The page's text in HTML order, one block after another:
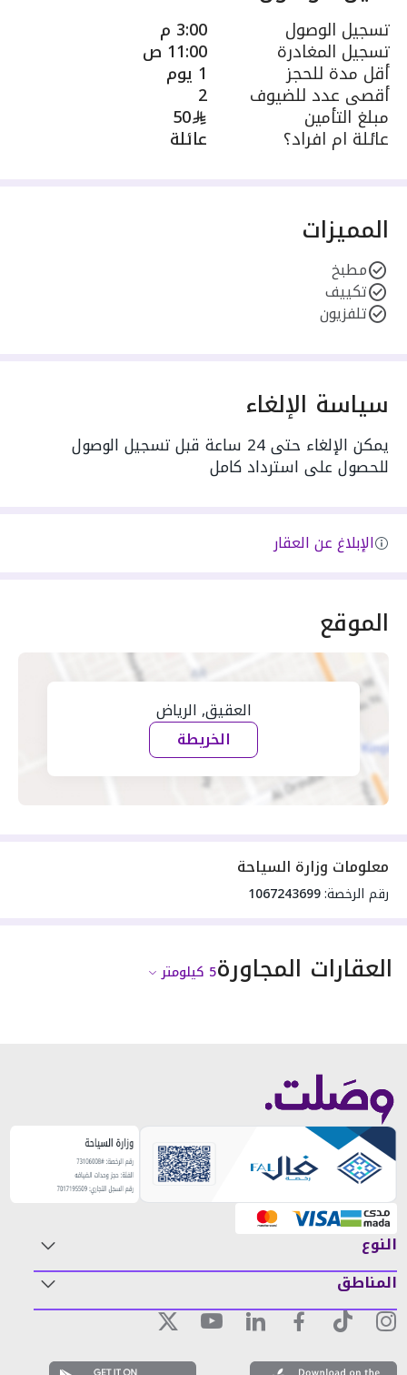
تسجيل الوصول 3:00 م
تسجيل المغادرة 11:00 ص
أقل مدة للحجز 1 يوم
أقصى عدد للضيوف 2
مبلغ التأمين 50
عائلة ام افراد؟ عائلة
المميزات
مطبخ
تكييف
تلفزيون
سياسة الإلغاء
يمكن الإلغاء حتى 24 ساعة قبل تسجيل الوصول
للحصول على استرداد كامل
الإبلاغ عن العقار
الموقع
العقيق, الرياض
الخريطة
معلومات وزارة السياحة
رقم الرخصة:1067243699
العقارات المجاورة5 كيلومتر
النوع
المناطق